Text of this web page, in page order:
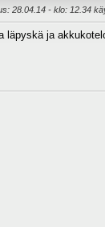
: 28.04.14 - klo: 12.34
läpyskä ja